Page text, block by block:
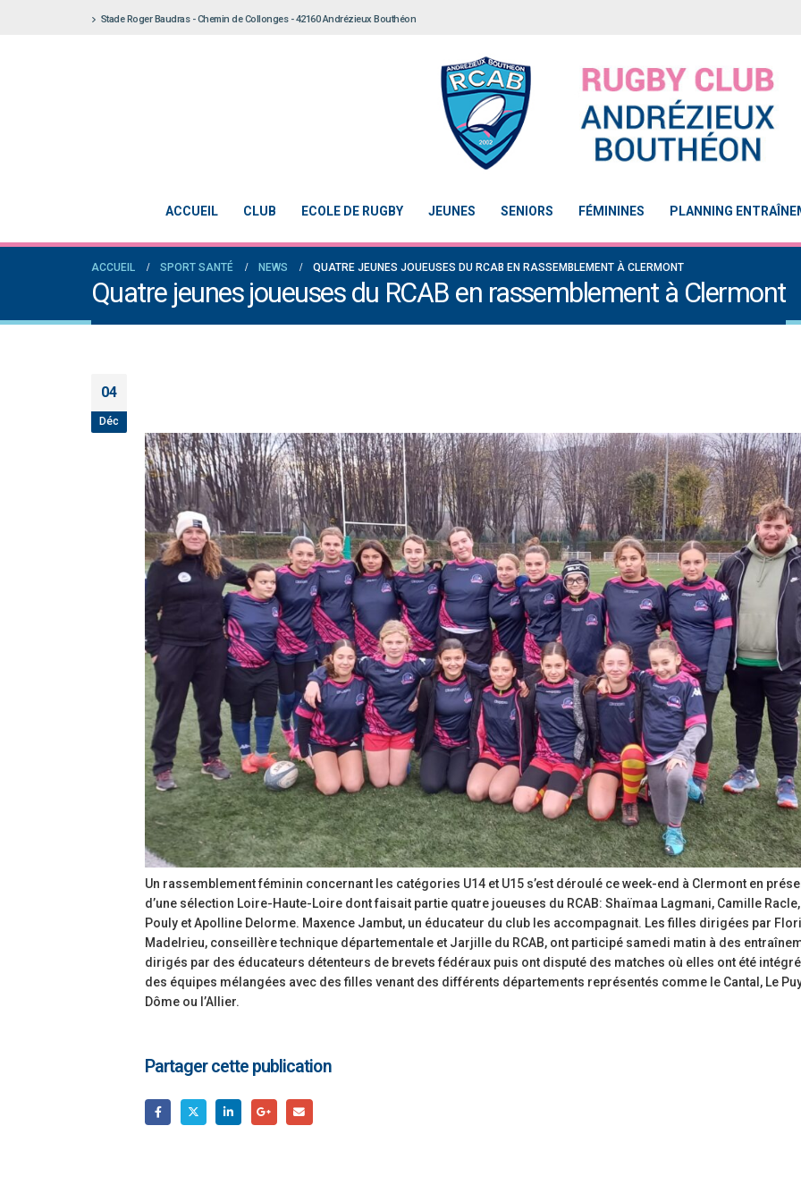
Stade Roger Baudras - Chemin de Collonges - 42160 Andrézieux Bouthéon
ACCUEIL CLUB ECOLE DE RUGBY JEUNES SENIORS FÉMININES PLANNING
ACCUEIL SPORT SANTÉ NEWS QUATRE JEUNES JOUEUSES DU RCAB EN RASSEMBLEMENT À CLERMONT
Quatre jeunes joueuses du RCAB en rassemblement à Clermont
04
Déc
Un rassemblement féminin concernant les catégories U14 et U15 s’est déroulé ce week-end à Clermont en
d’une sélection Loire-Haute-Loire dont faisait partie quatre joueuses du RCAB: Shaïmaa Lagmani, Camille
Pouly et Apolline Delorme. Maxence Jambut, un éducateur du club les accompagnait. Les filles dirigées par
Madelrieu, conseillère technique départementale et Jarjille du RCAB, ont participé samedi matin à des
dirigés par des éducateurs détenteurs de brevets fédéraux puis ont disputé des matches où elles ont été
des équipes mélangées avec des filles venant des différents départements représentés comme le Cantal, Le
Dôme ou l’Allier.
Partager cette publication
Les adversaires en Fédérale 2 et Fédérale B: de
vieilles connaissances et un nouveau venu
6 juillet 2026
Groupe senior: tout un programme de
préparation pour être prêt le 13 septembre!
18 juin 2026
1 juin 2026
Bilan des seniors garçons par Philippe
Buffevant dans Le Progrès
6 mai 2026
Fédérale 2 et Fédérale B: finir sur une bonne
note en priorité
25 avril 2026
Notre École De Rugby
Les adversaires en
vieilles connaissances et
6 juillet 2026
Groupe senior: tout un
préparation pour être
18 juin 2026